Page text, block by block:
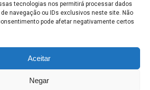
tecnologias nos permitirá processar dados
navegação ou IDs exclusivos neste site. Não
pode afetar negativamente certos
Aceitar
Negar
como boletins de divulgação, e não devem ser
recomendações de investimento.Leia mais
Bolsa de Valores